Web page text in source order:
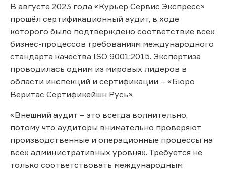
В августе 2023 года «Курьер Сервис Экспресс»
прошёл сертификационный аудит, в ходе
которого было подтверждено соответствие всех
бизнес-процессов требованиям международного
стандарта качества ISO 9001:2015. Экспертиза
проводилась одним из мировых лидеров в
области инспекций и сертификации – «Бюро
Веритас Сертификейшн Русь».
«Внешний аудит – это всегда волнительно,
потому что аудиторы внимательно проверяют
производственные и операционные процессы на
всех административных уровнях. Требуется не
только соответствовать международным